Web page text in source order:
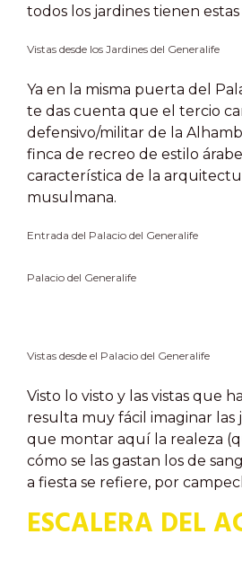
todos los jardines tienen estas
Vistas desde los Jardines del Generalife
Ya en la misma puerta del
te das cuenta que el tercio
defensivo/militar de la
finca de recreo de estilo
característica de la
musulmana.
Entrada del Palacio del Generalife
Palacio del Generalife
Vistas desde el Palacio del Generalife
Visto lo visto y las vistas que
resulta muy fácil imaginar las
que montar aquí la realeza
cómo se las gastan los de
a fiesta se refiere, por
ESCALERA DEL